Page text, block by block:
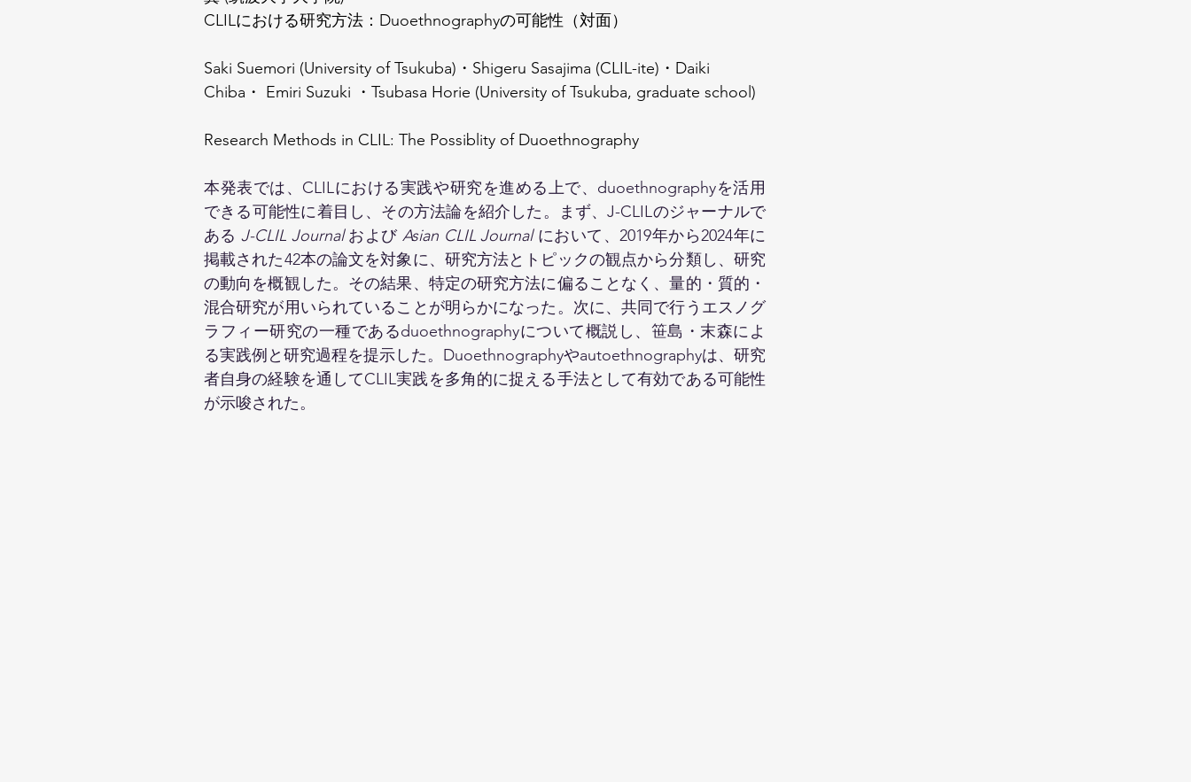
CLILにおける研究方法：Duoethnographyの可能性（対面）
Saki Suemori (University of Tsukuba)・Shigeru Sasajima (CLIL-ite)・Daiki
Chiba・ Emiri Suzuki ・Tsubasa Horie (University of Tsukuba, graduate school)
Research Methods in CLIL: The Possiblity of Duoethnography
本発表では、CLILにおける実践や研究を進める上で、duoethnographyを活用
できる可能性に着目し、その方法論を紹介した。まず、J-CLILのジャーナルで
ある J-CLIL Journal および Asian CLIL Journal において、2019年から2024年に
掲載された42本の論文を対象に、研究方法とトピックの観点から分類し、研究
の動向を概観した。その結果、特定の研究方法に偏ることなく、量的・質的・
混合研究が用いられていることが明らかになった。次に、共同で行うエスノグ
ラフィー研究の一種であるduoethnographyについて概説し、笹島・末森によ
る実践例と研究過程を提示した。Duoethnographyやautoethnographyは、研究
者自身の経験を通してCLIL実践を多角的に捉える手法として有効である可能性
が示唆された。